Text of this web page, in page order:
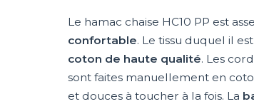
Le hamac chaise HC10 PP est
confortable. Le tissu duquel il
coton de haute qualité. Les
sont faites manuellement en
et douces à toucher à la fois. La